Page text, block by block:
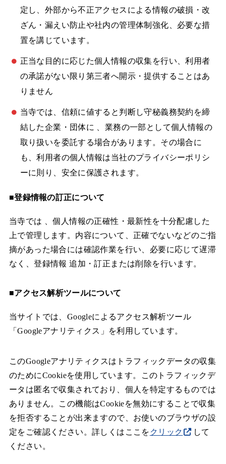
定し、外部から不正アクセスによる情報の破損・改
ざん・漏えい防止や社内の管理体制強化、必要な措
置を講じています。
正当な目的に応じた個人情報の収集を行い、利用者
の承諾がない限り第三者へ開示・提供することはあ
りません
当寺では、信頼に値すると判断し守秘義務契約を締
結した企業・団体に 、業務の一部として個人情報の
取り扱いを委託する場合があります。その場合に
も、利用者の個人情報は当社のプライバシーポリシ
ーに則り、安全に保護されます。
■登録情報の訂正について
当寺では 、個人情報の正確性・最新性を十分配慮した
上で管理します。内容について、正確でないなどのご指
摘があった場合には確認作業を行い、必要に応じて遅滞
なく、登録情報 追加・訂正または削除を行います。
■アクセス解析ツールについて
当サイトでは、Googleによるアクセス解析ツール
「Googleアナリティクス」を利用しています。
このGoogleアナリティクスはトラフィックデータの収集
のためにCookieを使用しています。このトラフィックデ
ータは匿名で収集されており、個人を特定するものでは
ありません。この機能はCookieを無効にすることで収集
を拒否することが出来ますので、お使いのブラウザの設
定をご確認ください。詳しくはここを クリック
して
ください。